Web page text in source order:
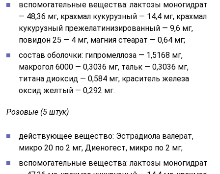
вспомогательные вещества: лактозы моногидрат
— 48,36 мг, крахмал кукурузный — 14,4 мг, крахмал
кукурузный прежелатинизированный — 9,6 мг,
повидон 25 — 4 мг, магния стеарат — 0,64 мг;
состав оболочки: гипромеллоза — 1,5168 мг,
макрогол 6000 — 0,3036 мг, тальк — 0,3036 мг,
титана диоксид — 0,584 мг, краситель железа
оксид желтый — 0,292 мг.
Розовые (5 штук)
действующее вещество: Эстрадиола валерат,
микро 20 по 2 мг, Диеногест, микро по 2 мг;
вспомогательные вещества: лактозы моногидрат